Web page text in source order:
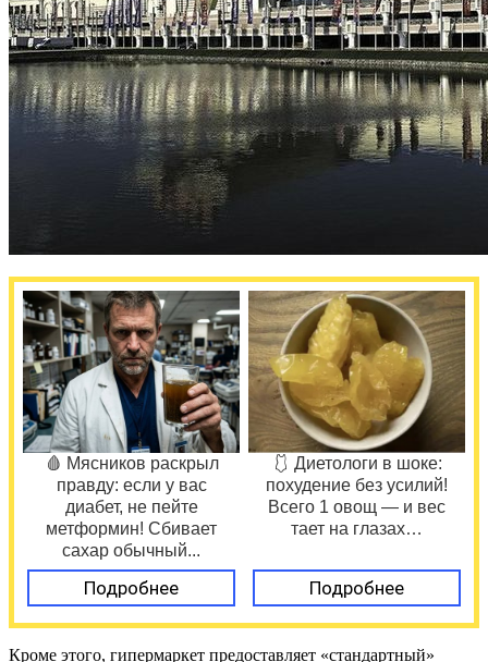
🩸 Мясников раскрыл
правду: если у вас
диабет, не пейте
метформин! Сбивает
сахар обычный...
Подробнее
🩱 Диетологи в шоке:
похудение без усилий!
Всего 1 овощ — и вес
тает на глазах…
Подробнее
Кроме этого, гипермаркет предоставляет «стандартный»